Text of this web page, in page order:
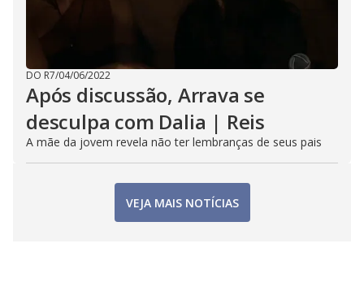
DO R7/04/06/2022
Após discussão, Arrava se
desculpa com Dalia | Reis
A mãe da jovem revela não ter lembranças de seus pais
VEJA MAIS NOTÍCIAS